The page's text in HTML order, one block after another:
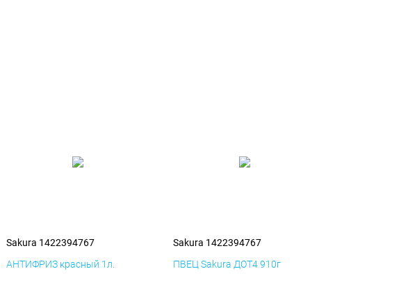
Sakura 1422394767
АНТИФРИЗ красный 1л.
Sakura 1422394767
ПВЕЦ Sakura ДОТ4 910г